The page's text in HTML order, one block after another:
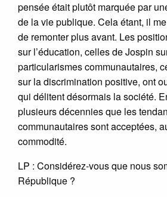
pensée était plutôt marquée par
de la vie publique. Cela étant, il
de remonter plus avant. Les
sur l’éducation, celles de Jospin
particularismes communautaires,
sur la discrimination positive, ont
qui délitent désormais la société.
plusieurs décennies que les
communautaires sont acceptées,
commodité.
LP : Considérez-vous que nous
République ?